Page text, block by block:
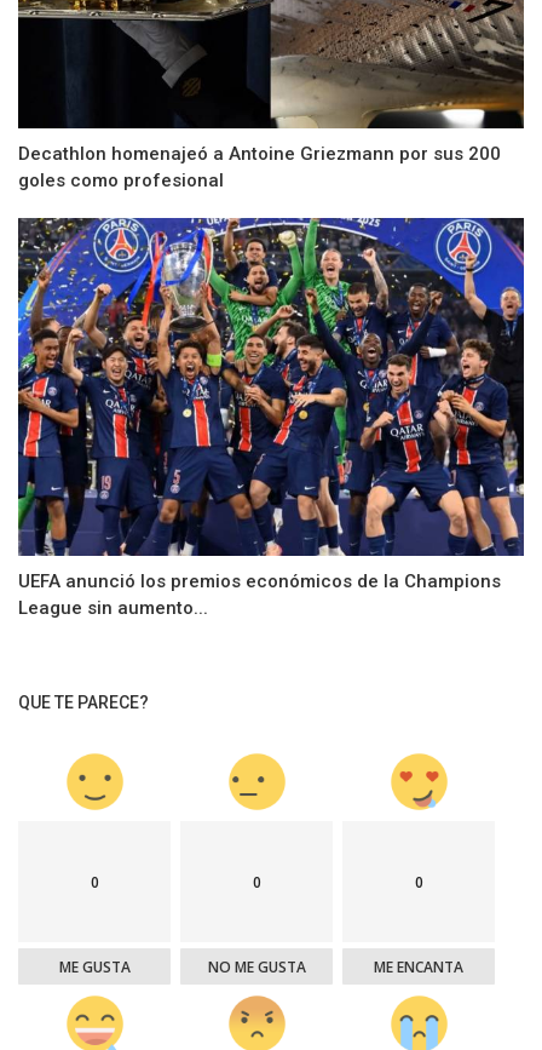
Decathlon homenajeó a Antoine Griezmann por sus 200
goles como profesional
UEFA anunció los premios económicos de la Champions
League sin aumento...
QUE TE PARECE?
0
ME GUSTA
0
NO ME GUSTA
0
ME ENCANTA